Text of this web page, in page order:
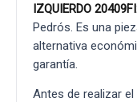
IZQUIERDO
Pedrós. Es una
alternativa
garantía.
Antes de realizar